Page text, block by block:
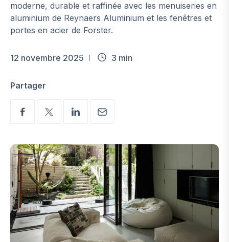
moderne, durable et raffinée avec les menuiseries en
aluminium de Reynaers Aluminium et les fenêtres et
portes en acier de Forster.
12 novembre 2025 3 min
Partager